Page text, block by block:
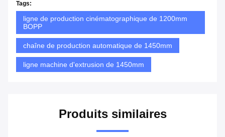
Tags:
ligne de production cinématographique de 1200mm
BOPP
chaîne de production automatique de 1450mm
ligne machine d'extrusion de 1450mm
Produits similaires